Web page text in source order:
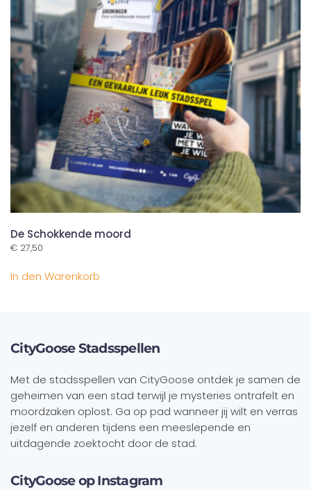
De Schokkende moord
€ 27,50
In den Warenkorb
CityGoose Stadsspellen
Met de stadsspellen van CityGoose ontdek je samen de
geheimen van een stad terwijl je mysteries ontrafelt en
moordzaken oplost. Ga op pad wanneer jij wilt en verras
jezelf en anderen tijdens een meeslepende en
uitdagende zoektocht door de stad.
CityGoose op Instagram